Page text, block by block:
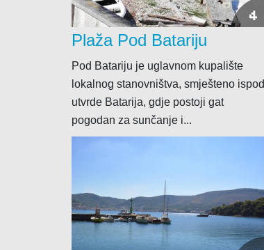
4
Plaža Pod Batariju
Pod Batariju je uglavnom kupalište
lokalnog stanovništva, smješteno ispod
utvrde Batarija, gdje postoji gat
pogodan za sunčanje i...